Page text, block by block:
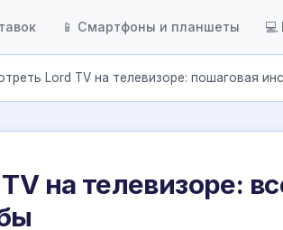
📱 Смартфоны и планшеты 💻
Lord TV на телевизоре: пошаговая
на телевизоре: